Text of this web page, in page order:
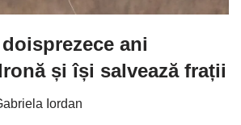
ani
și își salvează frații
Iordan